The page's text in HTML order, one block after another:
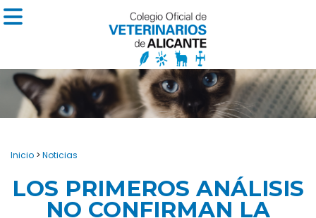
Inicio > Noticias
LOS PRIMEROS ANÁLISIS
NO CONFIRMAN LA